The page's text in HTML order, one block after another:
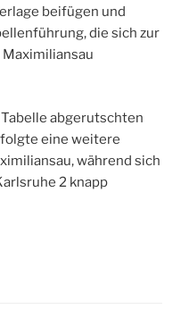
beifügen und
die sich zur
abgerutschten
eine weitere
während sich
2 knapp